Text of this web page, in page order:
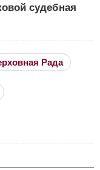
судебная
Рада